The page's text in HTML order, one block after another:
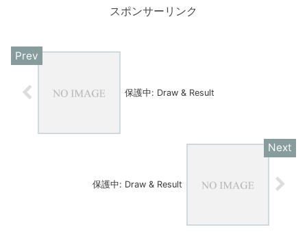
スポンサーリンク
保護中: Draw & Result
保護中: Draw & Result